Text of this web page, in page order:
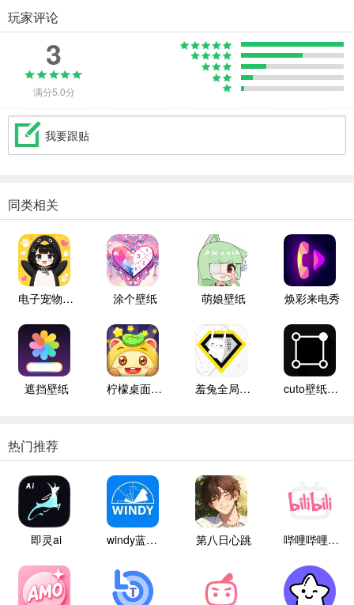
玩家评论
3
满分5.0分
我要跟贴
同类相关
电子宠物仓库 涂个壁纸 萌娘壁纸 焕彩来电秀
遮挡壁纸 柠檬桌面宠物 羞兔全局壁纸纯净版 cuto壁纸高级版
热门推荐
即灵ai windy蓝色气象 第八日心跳 哔哩哔哩白色版